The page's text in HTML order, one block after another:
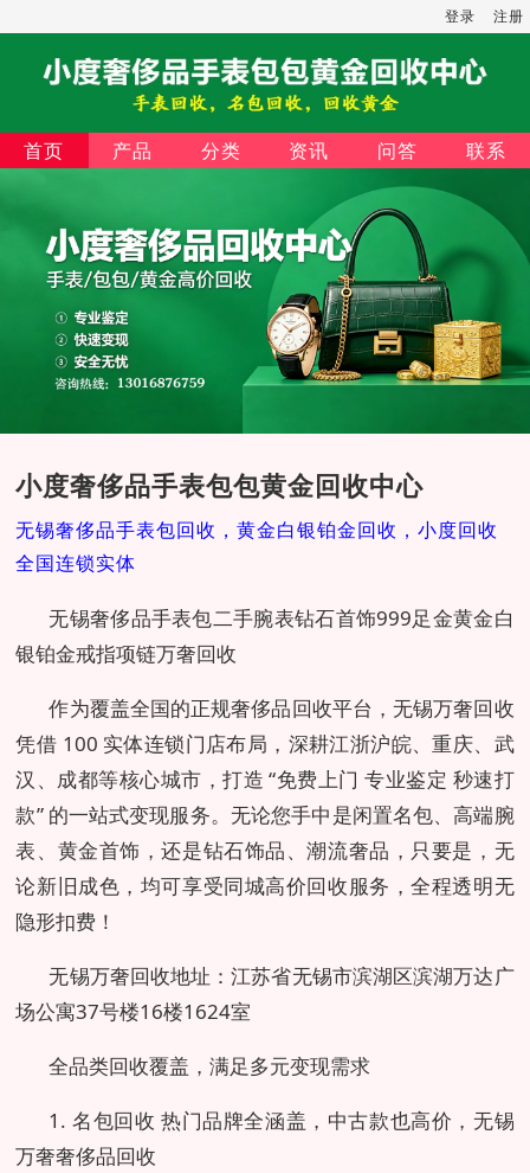
登录 注册
首页 产品 分类 资讯 问答 联系
小度奢侈品手表包包黄金回收中心
无锡奢侈品手表包回收，黄金白银铂金回收，小度回收
全国连锁实体
无锡奢侈品手表包二手腕表钻石首饰999足金黄金白
银铂金戒指项链万奢回收
作为覆盖全国的正规奢侈品回收平台，无锡万奢回收
凭借 100 实体连锁门店布局，深耕江浙沪皖、重庆、武
汉、成都等核心城市，打造 “免费上门 专业鉴定 秒速打
款” 的一站式变现服务。无论您手中是闲置名包、高端腕
表、黄金首饰，还是钻石饰品、潮流奢品，只要是，无
论新旧成色，均可享受同城高价回收服务，全程透明无
隐形扣费！
无锡万奢回收地址：江苏省无锡市滨湖区滨湖万达广
场公寓37号楼16楼1624室
全品类回收覆盖，满足多元变现需求
1. 名包回收 热门品牌全涵盖，中古款也高价，无锡
万奢奢侈品回收